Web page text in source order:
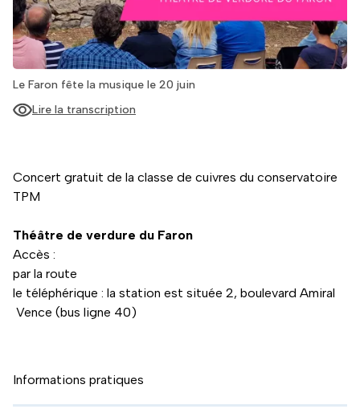
Le Faron fête la musique le 20 juin
Lire la transcription
Concert gratuit de la classe de cuivres du conservatoire
TPM
Théâtre de verdure du Faron
Accès :
par la route
le téléphérique : la station est située 2, boulevard Amiral
Vence (bus ligne 40)
Informations pratiques